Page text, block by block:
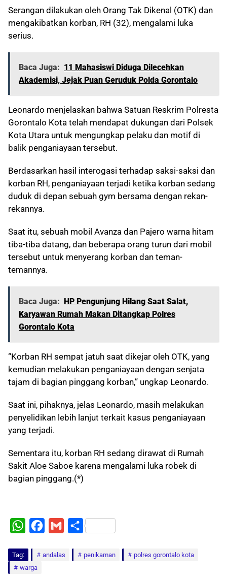
Serangan dilakukan oleh Orang Tak Dikenal (OTK) dan
mengakibatkan korban, RH (32), mengalami luka
serius.
Baca Juga: 11 Mahasiswi Diduga Dilecehkan
Akademisi, Jejak Puan Geruduk Polda Gorontalo
Leonardo menjelaskan bahwa Satuan Reskrim Polresta
Gorontalo Kota telah mendapat dukungan dari Polsek
Kota Utara untuk mengungkap pelaku dan motif di
balik penganiayaan tersebut.
Berdasarkan hasil interogasi terhadap saksi-saksi dan
korban RH, penganiayaan terjadi ketika korban sedang
duduk di depan sebuah gym bersama dengan rekan-
rekannya.
Saat itu, sebuah mobil Avanza dan Pajero warna hitam
tiba-tiba datang, dan beberapa orang turun dari mobil
tersebut untuk menyerang korban dan teman-
temannya.
Baca Juga: HP Pengunjung Hilang Saat Salat,
Karyawan Rumah Makan Ditangkap Polres
Gorontalo Kota
“Korban RH sempat jatuh saat dikejar oleh OTK, yang
kemudian melakukan penganiayaan dengan senjata
tajam di bagian pinggang korban,” ungkap Leonardo.
Saat ini, pihaknya, jelas Leonardo, masih melakukan
penyelidikan lebih lanjut terkait kasus penganiayaan
yang terjadi.
Sementara itu, korban RH sedang dirawat di Rumah
Sakit Aloe Saboe karena mengalami luka robek di
bagian pinggang.(*)
W
t
c
a
S
a
Tag: andalas penikaman
polres gorontalo kota
warga